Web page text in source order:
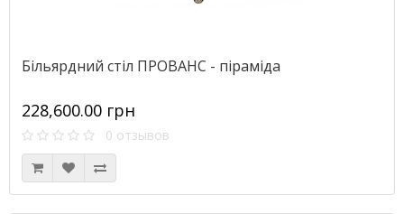
Більярдний стіл ПРОВАНС - піраміда
228,600.00 грн
0 отзывов